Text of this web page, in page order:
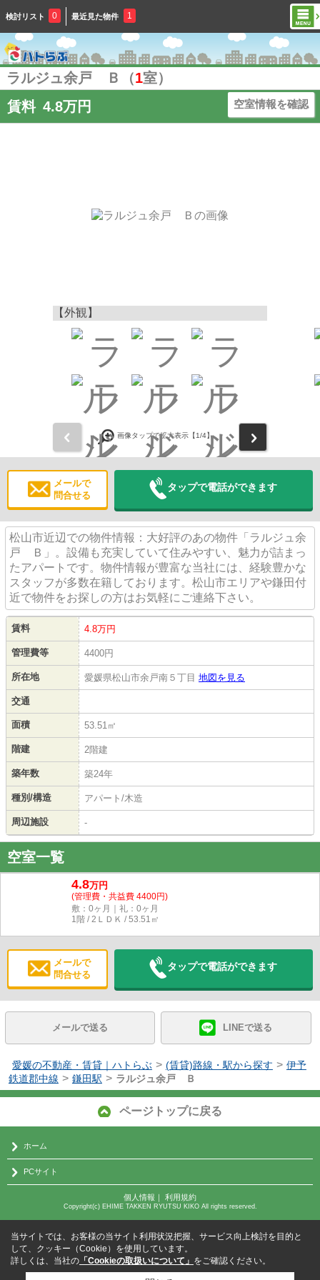
検討リスト 0 最近見た物件 1
ラルジュ余戸 Ｂ（1室）
賃料 4.8万円 空室情報を確認
【外観】
前 画像タップで拡大表示【1/4】
メールで
問合せる
タップで電話ができます
松山市近辺での物件情報：大好評のあの物件「ラルジュ余
戸 Ｂ」。設備も充実していて住みやすい、魅力が詰まっ
たアパートです。物件情報が豊富な当社には、経験豊かな
スタッフが多数在籍しております。松山市エリアや鎌田付
近で物件をお探しの方はお気軽にご連絡下さい。
賃料 4.8万円
管理費等 4400円
所在地 愛媛県松山市余戸南５丁目 地図を見る
交通
面積 53.51㎡
階建 2階建
築年数 築24年
種別/構造 アパート/木造
周辺施設 -
空室一覧
4.8万円
(管理費・共益費 4400円)
敷：0ヶ月｜礼：0ヶ月
1階 / 2ＬＤＫ / 53.51㎡
メールで
問合せる
タップで電話ができます
メールで送る LINEで送る
愛媛の不動産・賃貸｜ハトらぶ > (賃貸)路線・駅から探す > 伊予
鉄道郡中線 > 鎌田駅 > ラルジュ余戸 Ｂ
ページトップに戻る
ホーム
PCサイト
個人情報 ｜ 利用規約
Copyright(c) EHIME TAKKEN RYUTSU KIKO All rights reserved.
当サイトでは、お客様の当サイト利用状況把握、サービス向上検討を目的と
して、クッキー（Cookie）を使用しています。
詳しくは、当社の 「Cookieの取扱いについて」 をご確認ください。